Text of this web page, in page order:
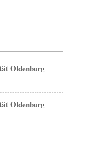
Oldenburg
Oldenburg